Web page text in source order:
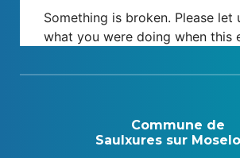
Commune de
Saulxures sur